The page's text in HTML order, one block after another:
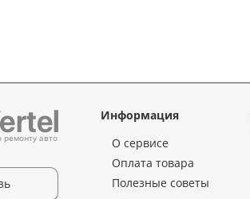
ремонту авто
Информация
О сервисе
Оплата товара
Полезные советы